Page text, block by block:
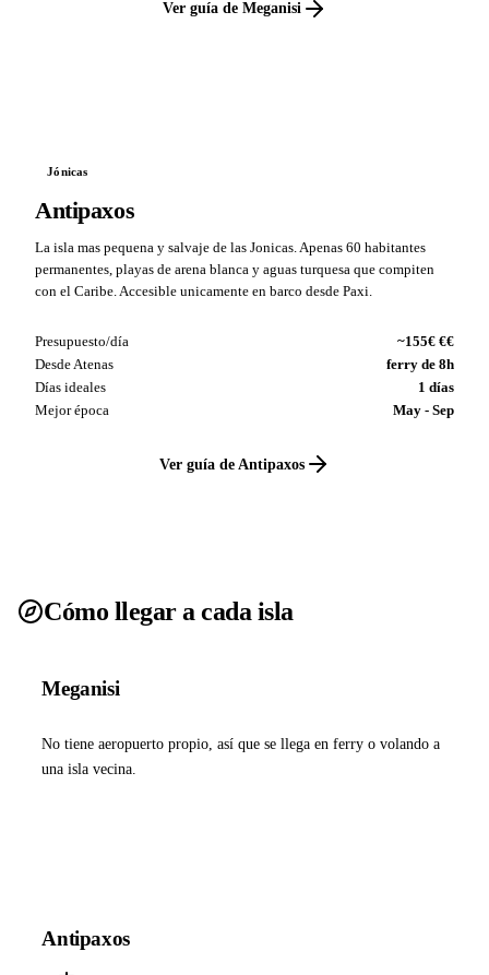
Ver guía de Meganisi
Jónicas
Antipaxos
La isla mas pequena y salvaje de las Jonicas. Apenas 60 habitantes
permanentes, playas de arena blanca y aguas turquesa que compiten
con el Caribe. Accesible unicamente en barco desde Paxi.
Presupuesto/día
~155€ €€
Desde Atenas
ferry de 8h
Días ideales
1 días
Mejor época
May - Sep
Ver guía de Antipaxos
Cómo llegar a cada isla
Meganisi
No tiene aeropuerto propio, así que se llega en ferry o volando a
una isla vecina.
Antipaxos